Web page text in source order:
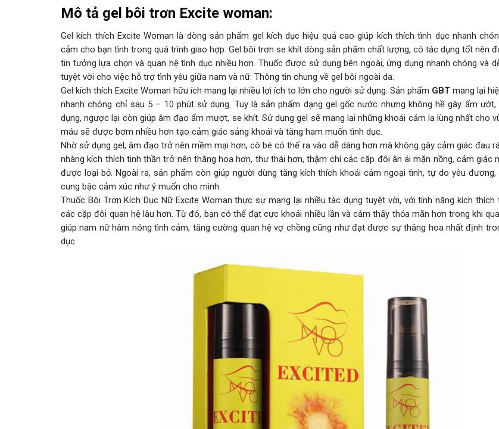
Mô tả gel bôi trơn Excite woman:
Gel kích thích Excite Woman là dòng sản phẩm gel kích dục hiệu quả cao giúp kích thích tình dục nhanh
cảm cho bạn tình trong quá trình giao hợp. Gel bôi trơn se khít dòng sản phẩm chất lượng, có tác dụng tốt nên
tin tưởng lựa chọn và quan hệ tình dục nhiều hơn. Thuốc được sử dụng bên ngoài, ứng dụng nhanh chóng và
tuyệt vời cho việc hỗ trợ tình yêu giữa nam và nữ. Thông tin chung về gel bôi ngoài da.
Gel kích thích Excite Woman hữu ích mang lại nhiều lợi ích to lớn cho người sử dụng. Sản phẩm GBT mang lại
nhanh chóng chỉ sau 5 – 10 phút sử dụng. Tuy là sản phẩm dạng gel gốc nước nhưng không hề gây ẩm
dụng, ngược lại còn giúp âm đạo ẩm mượt, se khít. Sử dụng gel sẽ mang lại những khoái cảm lạ lùng nhất cho
máu sẽ được bơm nhiều hơn tạo cảm giác sảng khoái và tăng ham muốn tình dục.
Nhờ sử dụng gel, âm đạo trở nên mềm mại hơn, cô bé có thể ra vào dễ dàng hơn mà không gây cảm giác đau
nhàng kích thích tinh thần trở nên thăng hoa hơn, thư thái hơn, thậm chí các cặp đôi ân ái mặn nồng, cảm giác
được loại bỏ. Ngoài ra, sản phẩm còn giúp người dùng tăng kích thích khoái cảm ngoại tình, tự do yêu
cung bậc cảm xúc như ý muốn cho mình.
Thuốc Bôi Trơn Kích Dục Nữ Excite Woman thực sự mang lại nhiều tác dụng tuyệt vời, với tính năng kích thích
các cặp đôi quan hệ lâu hơn. Từ đó, bạn có thể đạt cực khoái nhiều lần và cảm thấy thỏa mãn hơn trong khi
giúp nam nữ hâm nóng tình cảm, tăng cường quan hệ vợ chồng cũng như đạt được sự thăng hoa nhất định
dục.